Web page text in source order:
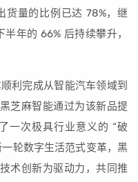
货量的比例已达 78%，继
年的 66% 后持续攀升，
利完成从智能汽车领域到
芝麻智能通过为该新品提
一次极具行业意义的 “破
轮数字生活范式变革，黑
术创新为驱动力，共同推